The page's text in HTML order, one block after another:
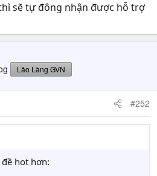
sẽ tự đông nhận được hỗ trợ
Lão Làng GVN
#252
hot hơn: